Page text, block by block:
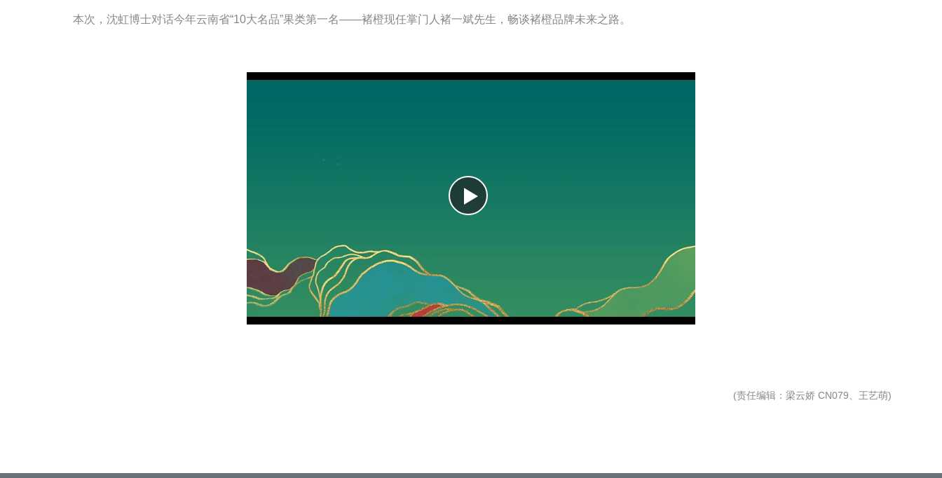
本次，沈虹博士对话今年云南省“10大名品”果类第一名——褚橙现任掌门人褚一斌先生，畅谈褚橙品牌未来之路。
(责任编辑 ：梁云娇 CN079、王艺萌)